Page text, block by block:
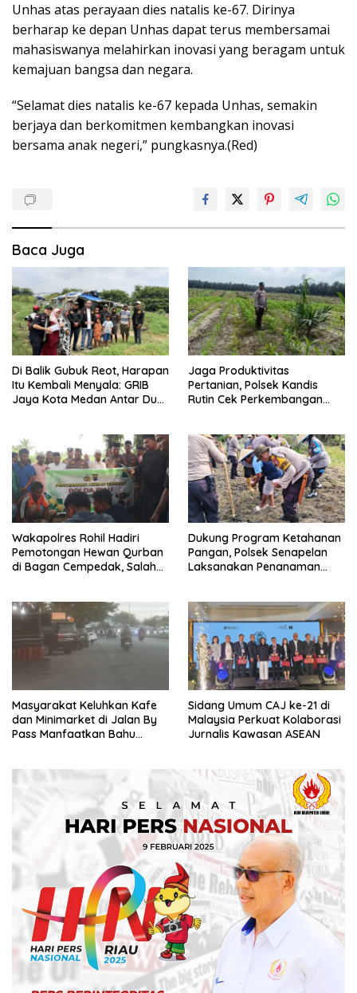
Unhas atas perayaan dies natalis ke-67. Dirinya
berharap ke depan Unhas dapat terus membersamai
mahasiswanya melahirkan inovasi yang beragam untuk
kemajuan bangsa dan negara.
“Selamat dies natalis ke-67 kepada Unhas, semakin
berjaya dan berkomitmen kembangkan inovasi
bersama anak negeri,” pungkasnya.(Red)
Baca Juga
Di Balik Gubuk Reot, Harapan
Itu Kembali Menyala: GRIB
Jaya Kota Medan Antar Dua
Jaga Produktivitas
Pertanian, Polsek Kandis
Rutin Cek Perkembangan
Wakapolres Rohil Hadiri
Pemotongan Hewan Qurban
di Bagan Cempedak, Salah
Dukung Program Ketahanan
Pangan, Polsek Senapelan
Laksanakan Penanaman
Masyarakat Keluhkan Kafe
dan Minimarket di Jalan By
Pass Manfaatkan Bahu
Sidang Umum CAJ ke-21 di
Malaysia Perkuat Kolaborasi
Jurnalis Kawasan ASEAN